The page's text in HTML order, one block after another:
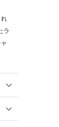
れ
ラ